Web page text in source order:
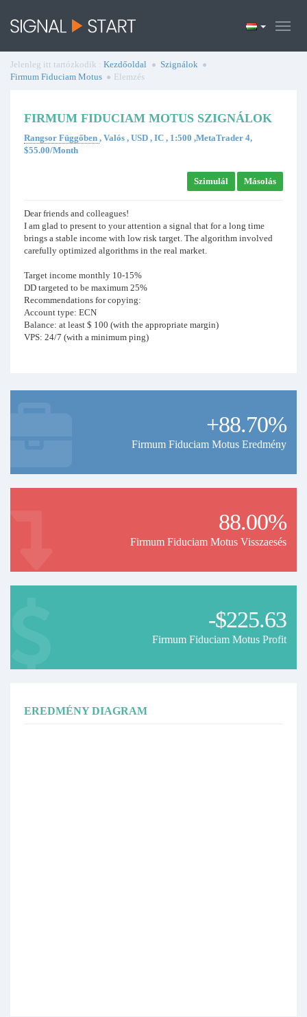
Jelenleg itt tartózkodik : Kezdőoldal
Szignálok
Firmum Fiduciam Motus
Elemzés
FIRMUM FIDUCIAM MOTUS SZIGNÁLOK
Rangsor Függőben , Valós , USD , IC , 1:500 ,MetaTrader 4,
$55.00/Month
Szimulál Másolás
Dear friends and colleagues!
I am glad to present to your attention a signal that for a long time
brings a stable income with low risk target. The algorithm involved
carefully optimized algorithms in the real market.
Target income monthly 10-15%
DD targeted to be maximum 25%
Recommendations for copying:
Account type: ECN
Balance: at least $ 100 (with the appropriate margin)
VPS: 24/7 (with a minimum ping)
+88.70%
Firmum Fiduciam Motus Eredmény
88.00%
Firmum Fiduciam Motus Visszaesés
-$225.63
Firmum Fiduciam Motus Profit
EREDMÉNY DIAGRAM